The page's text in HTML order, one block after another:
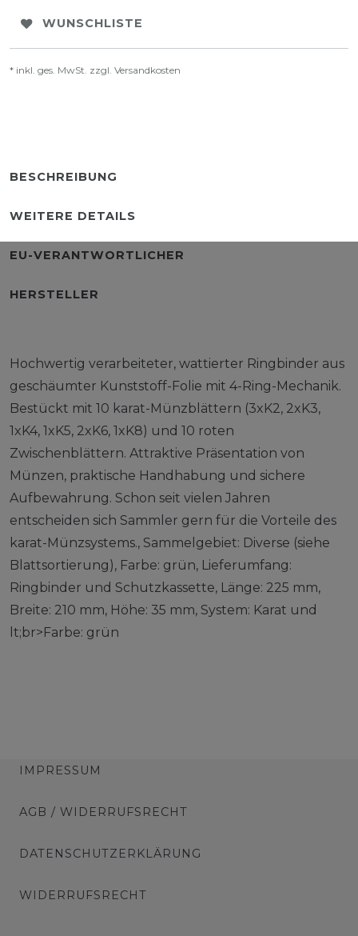
WUNSCHLISTE
* inkl. ges. MwSt. zzgl. Versandkosten
BESCHREIBUNG
WEITERE DETAILS
EU-VERANTWORTLICHER
HERSTELLER
Hochwertig verarbeiteter, wattierter Ringbinder aus
geschäumter Kunststoff-Folie mit 4-Ring-Mechanik.
Bestückt mit 10 karat-Münzblättern (3xK2, 2xK3,
1xK4, 1xK5, 2xK6, 1xK8) und 10 roten
Zwischenblättern. Attraktive Präsentation von
Münzen, praktische Handhabung und sichere
Aufbewahrung. Schon seit vielen Jahren
entscheiden sich Sammler gern für die Vorteile des
karat-Münzsystems., Sammelgebiet: Diverse (siehe
Blattsortierung), Farbe: grün, Lieferumfang:
Ringbinder und Schutzkassette, Länge: 225 mm,
Breite: 210 mm, Höhe: 35 mm, System: Karat und
lt;br>Farbe: grün
IMPRESSUM
AGB / WIDERRUFSRECHT
DATENSCHUTZERKLÄRUNG
WIDERRUFSRECHT